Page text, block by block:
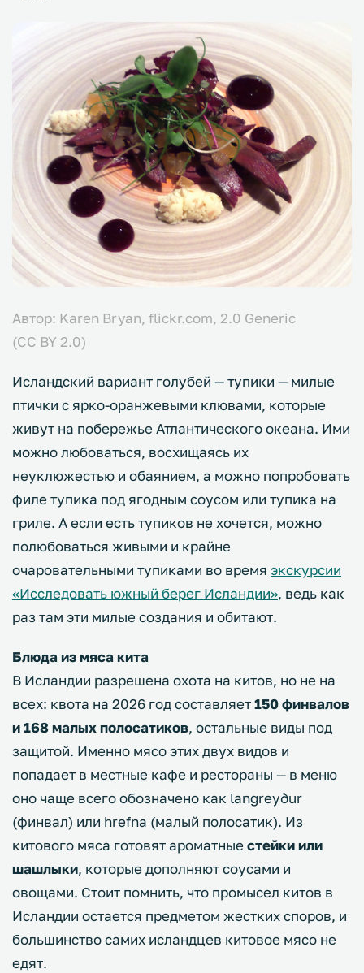
Автор: Karen Bryan, flickr.com, 2.0 Generic
(CC BY 2.0)
Исландский вариант голубей — тупики — милые
птички с ярко-оранжевыми клювами, которые
живут на побережье Атлантического океана. Ими
можно любоваться, восхищаясь их
неуклюжестью и обаянием, а можно попробовать
филе тупика под ягодным соусом или тупика на
гриле. А если есть тупиков не хочется, можно
полюбоваться живыми и крайне
очаровательными тупиками во время экскурсии
«Исследовать южный берег Исландии», ведь как
раз там эти милые создания и обитают.
Блюда из мяса кита
В Исландии разрешена охота на китов, но не на
всех: квота на 2026 год составляет150 финвалов
и 168 малых полосатиков, остальные виды под
защитой. Именно мясо этих двух видов и
попадает в местные кафе и рестораны — в меню
оно чаще всего обозначено как langreyður
(финвал) или hrefna (малый полосатик). Из
китового мяса готовят ароматные стейки или
шашлыки, которые дополняют соусами и
овощами. Стоит помнить, что промысел китов в
Исландии остается предметом жестких споров, и
большинство самих исландцев китовое мясо не
едят.